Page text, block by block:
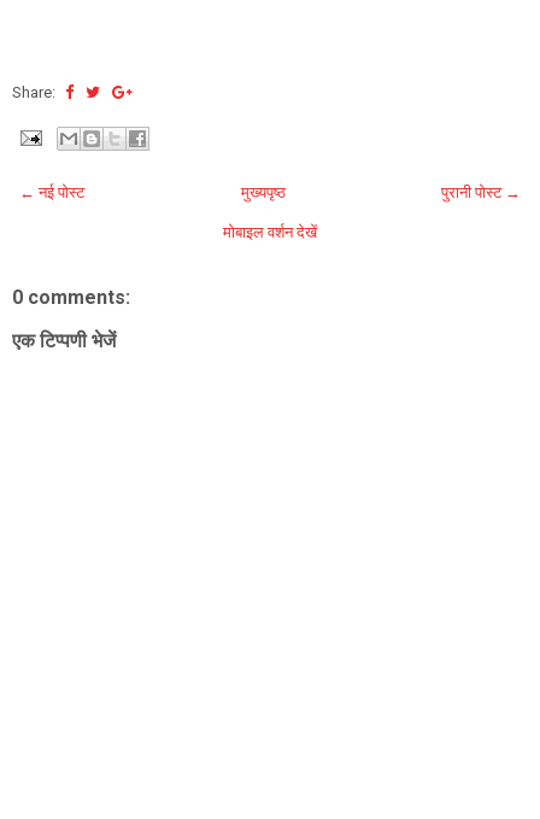
Share:
← नई पोस्ट पुरानी पोस्ट →
मुख्यपृष्ठ
मोबाइल वर्शन देखें
0 comments:
एक टिप्पणी भेजें